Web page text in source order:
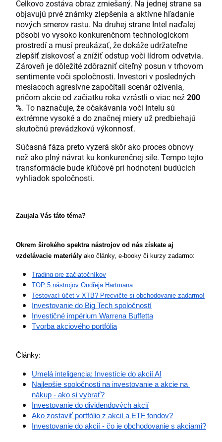
Celkovo zostáva obraz zmiešaný. Na jednej strane sa
objavujú prvé známky zlepšenia a aktívne hľadanie
nových smerov rastu. Na druhej strane Intel naďalej
pôsobí vo vysoko konkurenčnom technologickom
prostredí a musí preukázať, že dokáže udržateľne
zlepšiť ziskovosť a znížiť odstup voči lídrom odvetvia.
Zároveň je dôležité zdôrazniť citeľný posun v trhovom
sentimente voči spoločnosti. Investori v posledných
mesiacoch agresívne započítali scenár oživenia,
pričom akcieod začiatku roka vzrástli o viac než200
%. To naznačuje, že očakávania voči Intelu sú
extrémne vysoké a do značnej miery už predbiehajú
skutočnú prevádzkovú výkonnosť.
Súčasná fáza preto vyzerá skôr ako proces obnovy
než ako plný návrat ku konkurenčnej sile. Tempo tejto
transformácie bude kľúčové pri hodnotení budúcich
vyhliadok spoločnosti.
Zaujala Vás táto téma?
Okrem širokého spektra nástrojov od nás získate aj
vzdelávacie materiály ako články, e-booky či kurzy zadarmo:
Trading pre začiatočníkov
TOP 5 nástrojov Ondřeja Hartmana
Testovací účet v XTB? Precvičte si obchodovanie zadarmo!
Investovanie do Big Tech spoločností
Investičné impérium Warrena Buffetta
Tvorba akciového portfólia
Články:
Umelá inteligencia: Investície do akcií AI
Najlepšie spoločnosti na investovanie a akcie na
nákup - ako si vybrať?
Investovanie do dividendových akcií
Ako zostaviť portfólio z akcií a ETF fondov?
Investovanie do akcií - čo je obchodovanie s akciami?